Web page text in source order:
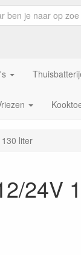
liter
24V